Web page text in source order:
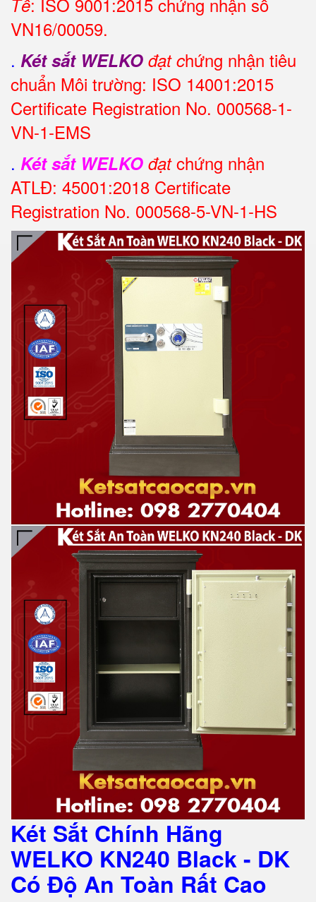
VN16/00059.
. Két sắt WELKO đạt chứng nhận tiêu
chuẩn Môi trường: ISO 14001:2015
Certificate Registration No. 000568-1-
VN-1-EMS
. Két sắt WELKO đạtchứng nhận
ATLĐ: 45001:2018 Certificate
Registration No. 000568-5-VN-1-HS
Két Sắt Chính Hãng
WELKO KN240 Black - DK
Có Độ An Toàn Rất Cao